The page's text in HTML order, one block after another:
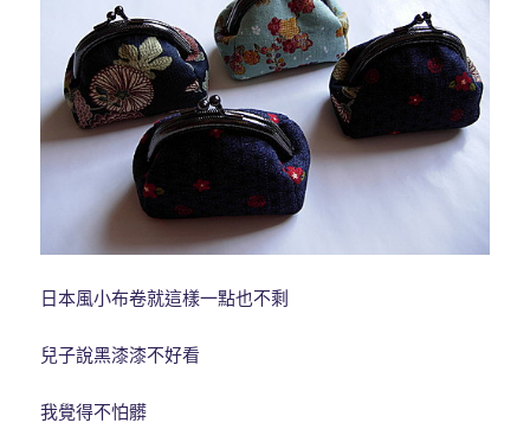
日本風小布卷就這樣一點也不剩
兒子說黑漆漆不好看
我覺得不怕髒